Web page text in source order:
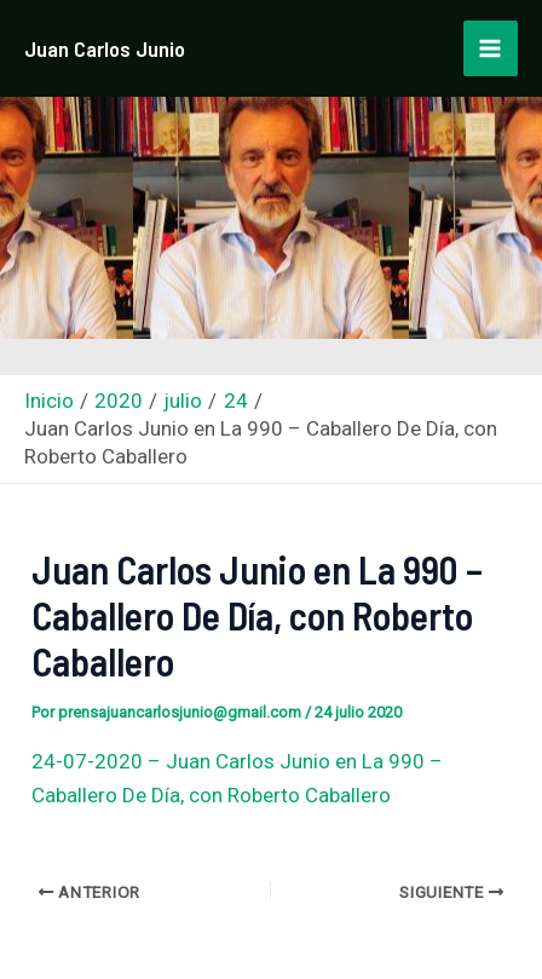
Juan Carlos Junio
Inicio 2020 julio
24
Juan Carlos Junio en La 990 – Caballero De Día, con
Roberto Caballero
Juan Carlos Junio en La 990 –
Caballero De Día, con Roberto
Caballero
Porprensajuancarlosjunio@gmail.com/24 julio 2020
24-07-2020 – Juan Carlos Junio en La 990 –
Caballero De Día, con Roberto Caballero
de
ANTERIOR SIGUIENTE